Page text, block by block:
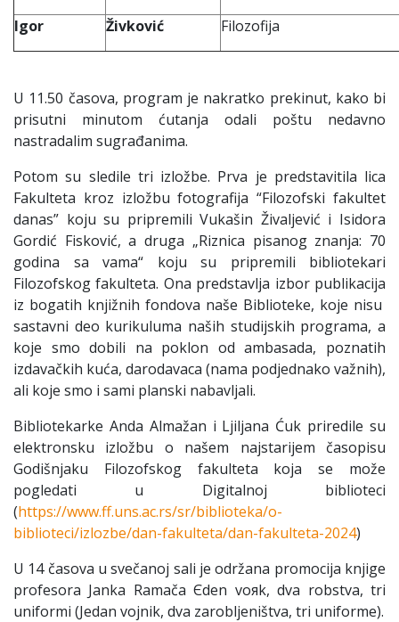
Igor
Živković Filozofija
U 11.50 časova, program je nakratko prekinut, kako bi
prisutni minutom ćutanja odali poštu nedavno
nastradalim sugrađanima.
Potom su sledile tri izložbe. Prva je predstavitila lica
Fakulteta kroz izložbu fotografija “Filozofski fakultet
danas” koju su pripremili Vukašin Živaljević i Isidora
Gordić Fisković, a druga „Riznica pisanog znanja: 70
godina sa vama“ koju su pripremili bibliotekari
Filozofskog fakulteta. Ona predstavlja izbor publikacija
iz bogatih knjižnih fondova naše Biblioteke, koje nisu
sastavni deo kurikuluma naših studijskih programa, a
koje smo dobili na poklon od ambasada, poznatih
izdavačkih kuća, darodavaca (nama podjednako važnih),
ali koje smo i sami planski nabavljali.
Bibliotekarke Anda Almažan i Ljiljana Ćuk priredile su
elektronsku izložbu o našem najstarijem časopisu
Godišnjaku Filozofskog fakulteta koja se može
pogledati u Digitalnoj biblioteci
(https://www.ff.uns.ac.rs/sr/biblioteka/o-
biblioteci/izlozbe/dan-fakulteta/dan-fakulteta-2024)
U 14 časova u svečanoj sali je održana promocija knjige
profesora Janka Ramača Єden voяk, dva robstva, tri
uniformi (Jedan vojnik, dva zarobljeništva, tri uniforme).